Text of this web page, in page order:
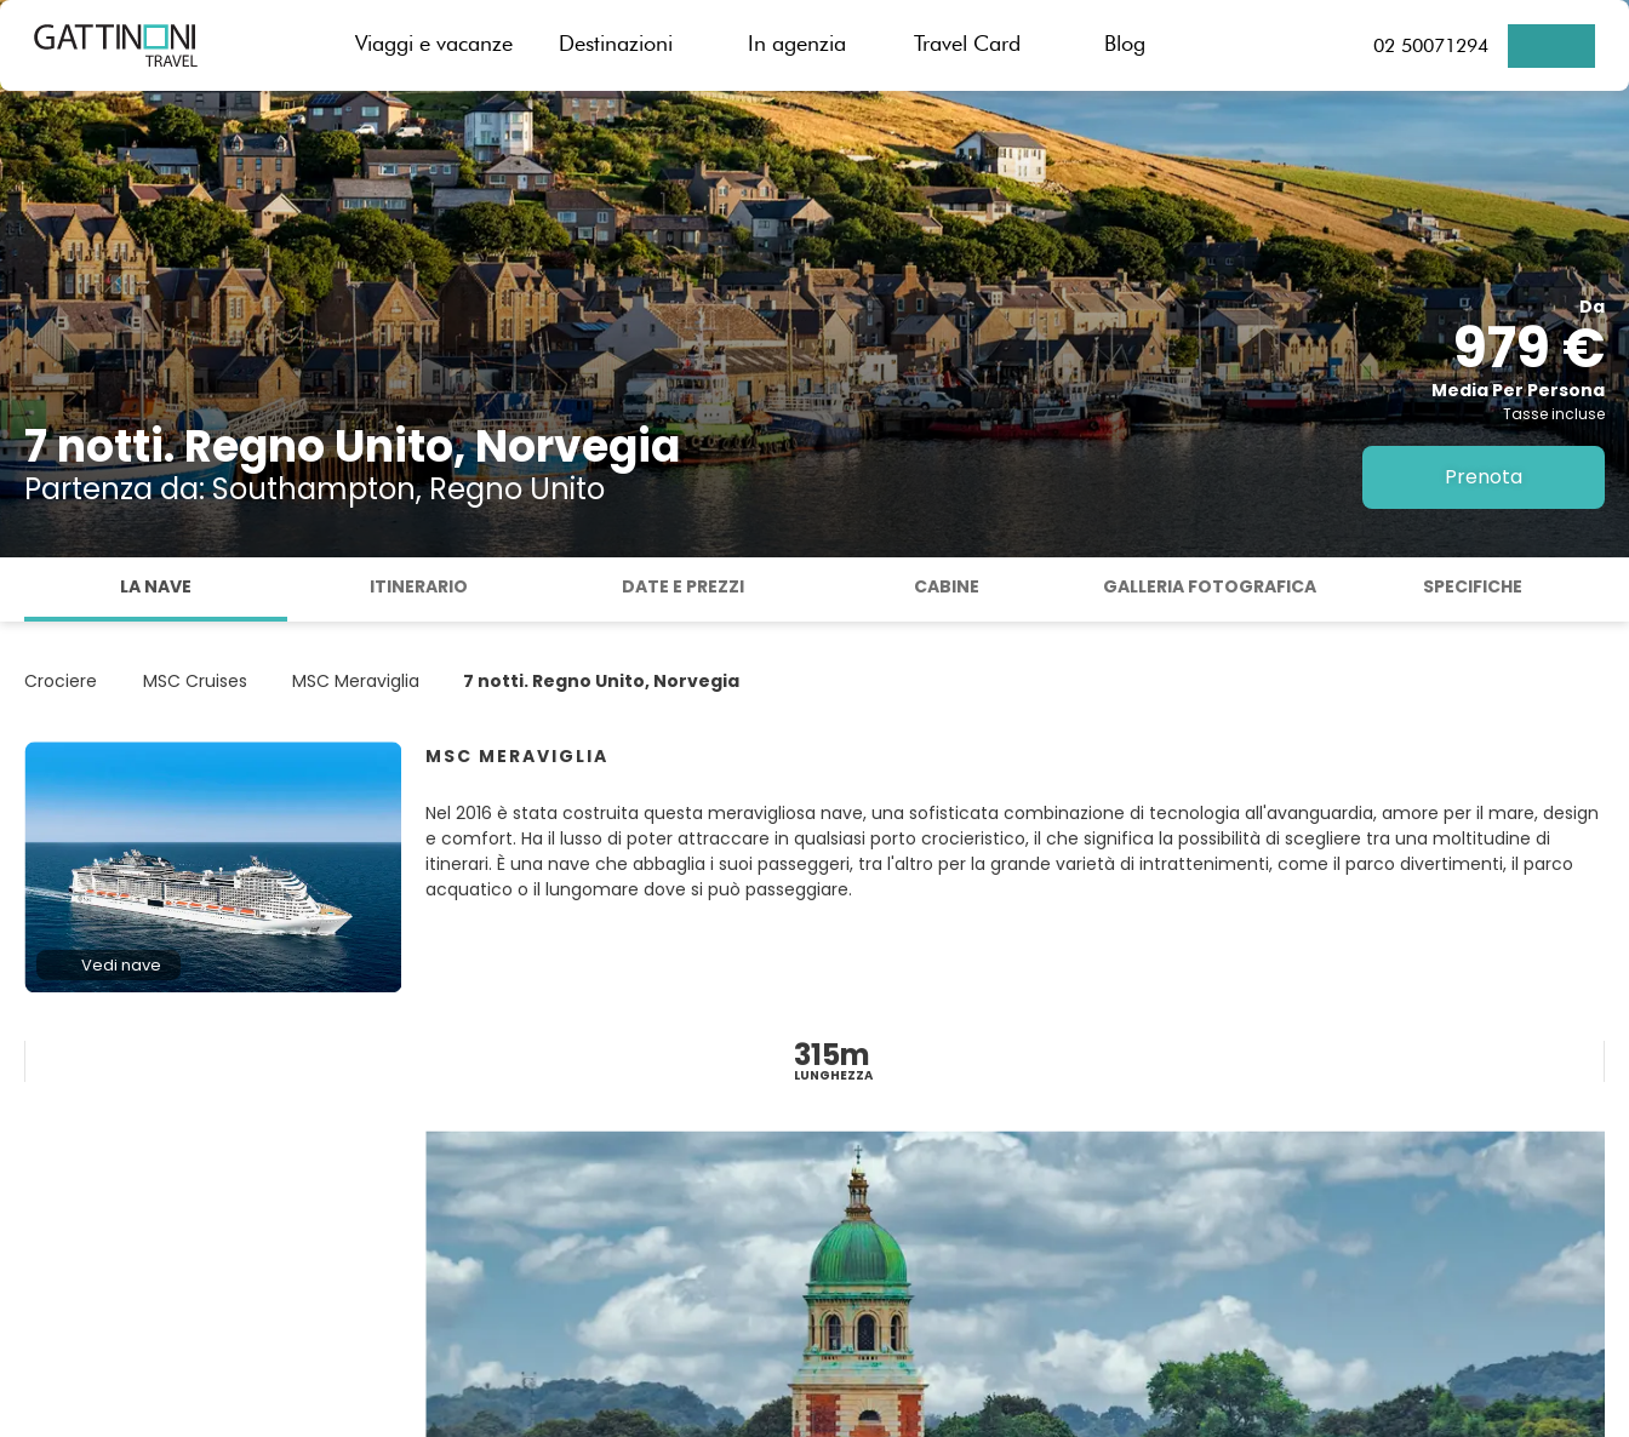
Viaggi e vacanze Destinazioni In agenzia Travel Card Blog 02 50071294
7 notti. Regno Unito, Norvegia
Partenza da: Southampton, Regno Unito
Da
979 €
Media Per Persona
Tasse incluse
Prenota
Kirkwall, Regno Unito
LA NAVE ITINERARIO DATE E PREZZI CABINE GALLERIA FOTOGRAFICA SPECIFICHE
Crociere MSC Cruises MSC Meraviglia 7 notti. Regno Unito, Norvegia
Vedi nave
MSC MERAVIGLIA
Nel 2016 è stata costruita questa meravigliosa nave, una sofisticata combinazione di tecnologia all'avanguardia, amore per il mare, design
e comfort. Ha il lusso di poter attraccare in qualsiasi porto crocieristico, il che significa la possibilità di scegliere tra una moltitudine di
itinerari. È una nave che abbaglia i suoi passeggeri, tra l'altro per la grande varietà di intrattenimenti, come il parco divertimenti, il parco
acquatico o il lungomare dove si può passeggiare.
315m
LUNGHEZZA